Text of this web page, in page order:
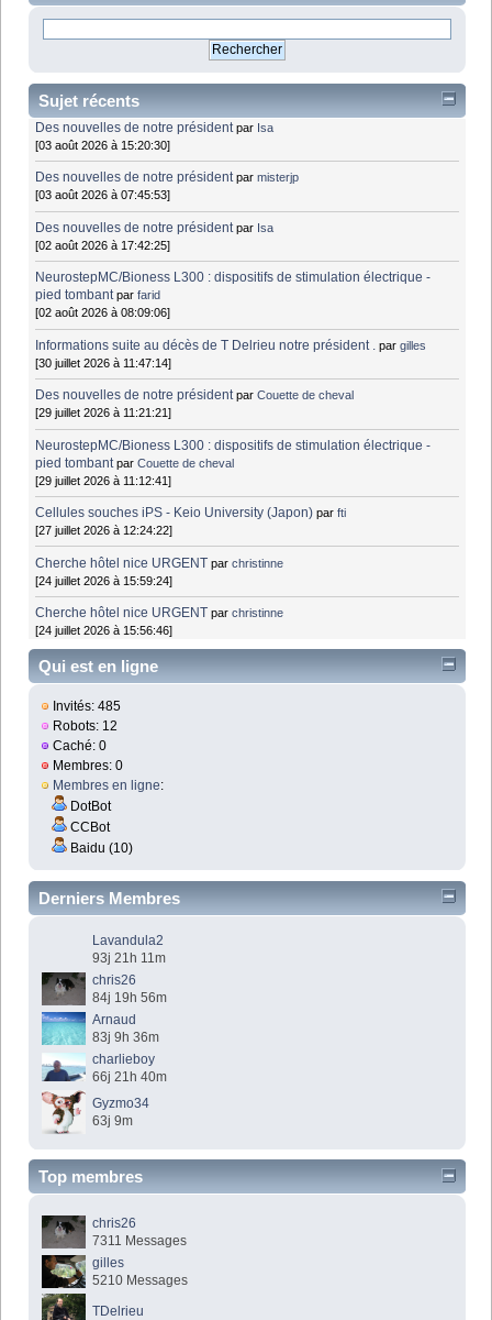
Sujet récents
Des nouvelles de notre président par Isa
[03 août 2026 à 15:20:30]
Des nouvelles de notre président parmisterjp
[03 août 2026 à 07:45:53]
Des nouvelles de notre président par Isa
[02 août 2026 à 17:42:25]
NeurostepMC/Bioness L300 : dispositifs de stimulation électrique -
pied tombant parfarid
[02 août 2026 à 08:09:06]
Informations suite au décès de T Delrieu notre président . pargilles
[30 juillet 2026 à 11:47:14]
Des nouvelles de notre président parCouette de cheval
[29 juillet 2026 à 11:21:21]
NeurostepMC/Bioness L300 : dispositifs de stimulation électrique -
pied tombant parCouette de cheval
[29 juillet 2026 à 11:12:41]
Cellules souches iPS - Keio University (Japon) parfti
[27 juillet 2026 à 12:24:22]
Cherche hôtel nice URGENT parchristinne
[24 juillet 2026 à 15:59:24]
Cherche hôtel nice URGENT parchristinne
[24 juillet 2026 à 15:56:46]
Qui est en ligne
Invités: 485
Robots: 12
Caché: 0
Membres: 0
Membres en ligne:
DotBot
CCBot
Baidu (10)
Derniers Membres
Lavandula2
93j 21h 11m
chris26
84j 19h 56m
Arnaud
83j 9h 36m
charlieboy
66j 21h 40m
Gyzmo34
63j 9m
Top membres
chris26
7311 Messages
gilles
5210 Messages
TDelrieu